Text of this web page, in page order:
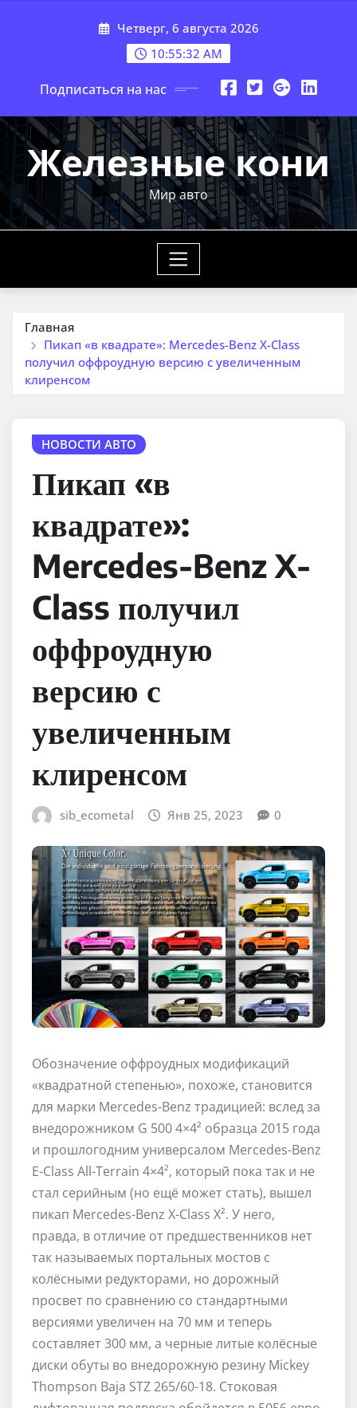
Четверг, 6 августа 2026
10:55:34 AM
Подписаться на нас
Железные кони
Мир авто
Главная
Пикап «в квадрате»: Mercedes-Benz X-Class
получил оффроудную версию с увеличенным
клиренсом
НОВОСТИ АВТО
Пикап «в
квадрате»:
Mercedes-Benz X-
Class получил
оффроудную
версию с
увеличенным
клиренсом
sib_ecometal Янв 25, 2023 0
Обозначение оффроудных модификаций
«квадратной степенью», похоже, становится
для марки Mercedes-Benz традицией: вслед за
внедорожником G 500 4×4² образца 2015 года
и прошлогодним универсалом Mercedes-Benz
E-Class All-Terrain 4×4², который пока так и не
стал серийным (но ещё может стать), вышел
пикап Mercedes-Benz X-Class X². У него,
правда, в отличие от предшественников нет
так называемых портальных мостов с
колёсными редукторами, но дорожный
просвет по сравнению со стандартными
версиями увеличен на 70 мм и теперь
составляет 300 мм, а черные литые колёсные
диски обуты во внедорожную резину Mickey
Thompson Baja STZ 265/60-18. Стоковая